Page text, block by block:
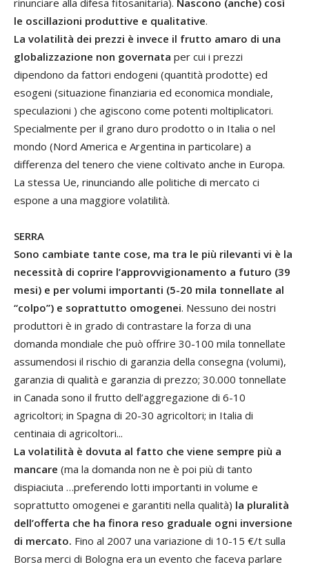
rinunciare alla difesa fitosanitaria). Nascono (anche) così
le oscillazioni produttive e qualitative.
La volatilità dei prezzi è invece il frutto amaro di una
globalizzazione non governata per cui i prezzi
dipendono da fattori endogeni (quantità prodotte) ed
esogeni (situazione finanziaria ed economica mondiale,
speculazioni ) che agiscono come potenti moltiplicatori.
Specialmente per il grano duro prodotto o in Italia o nel
mondo (Nord America e Argentina in particolare) a
differenza del tenero che viene coltivato anche in Europa.
La stessa Ue, rinunciando alle politiche di mercato ci
espone a una maggiore volatilità.
SERRA
Sono cambiate tante cose, ma tra le più rilevanti vi è la
necessità di coprire l’approvvigionamento a futuro (39
mesi) e per volumi importanti (5-20 mila tonnellate al
“colpo”) e soprattutto omogenei. Nessuno dei nostri
produttori è in grado di contrastare la forza di una
domanda mondiale che può offrire 30-100 mila tonnellate
assumendosi il rischio di garanzia della consegna (volumi),
garanzia di qualità e garanzia di prezzo; 30.000 tonnellate
in Canada sono il frutto dell’aggregazione di 6-10
agricoltori; in Spagna di 20-30 agricoltori; in Italia di
centinaia di agricoltori...
La volatilità è dovuta al fatto che viene sempre più a
mancare (ma la domanda non ne è poi più di tanto
dispiaciuta …preferendo lotti importanti in volume e
soprattutto omogenei e garantiti nella qualità) la pluralità
dell’offerta che ha finora reso graduale ogni inversione
di mercato. Fino al 2007 una variazione di 10-15 €/t sulla
Borsa merci di Bologna era un evento che faceva parlare